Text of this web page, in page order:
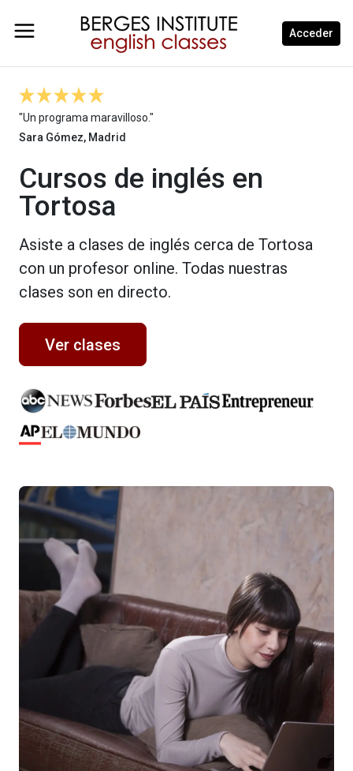
Acceder
"Un programa maravilloso."
Sara Gómez, Madrid
Cursos de inglés en
Tortosa
Asiste a clases de inglés cerca de Tortosa
con un profesor online. Todas nuestras
clases son en directo.
Ver clases